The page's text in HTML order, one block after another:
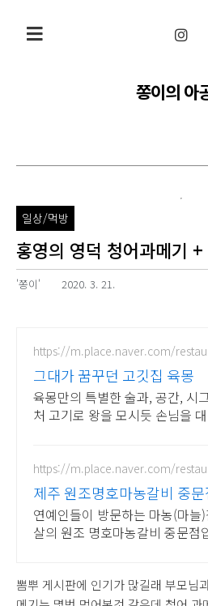
쫑이의 아
일상/먹방
홍영의 영덕 청어과메기
'쫑이' 2020. 3. 21.
https://m.place.naver.com/
그대가 꿈꾸던 고깃집 육몽
육몽만의 특별한 술과, 공간, 시
처 고기로 왕을 모시듯 손님을
https://m.place.naver.com/
제주 원조명호마농갈비 중문
연예인들이 방문하는 마농(마늘)
살의 원조 명호마농갈비 중문점
뽐뿌 게시판에 인기가 많길래 부모님